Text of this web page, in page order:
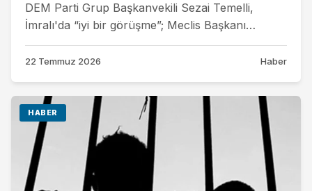
DEM Parti Grup Başkanvekili Sezai Temelli,
İmralı'da “iyi bir görüşme”; Meclis Başkanı
Kurtulmuş ile görüşmenin de "olumlu"...
22 Temmuz 2026 Haber
HABER